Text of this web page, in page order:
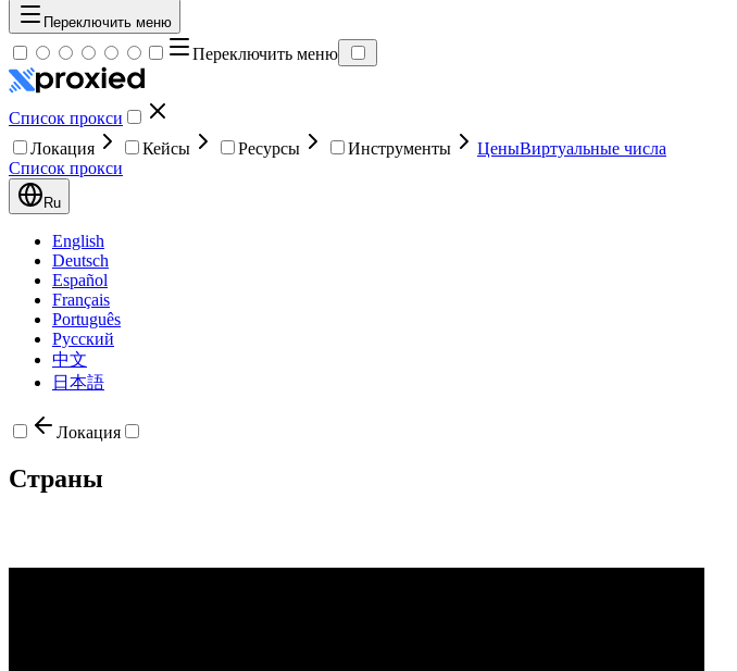
Переключить меню
Переключить меню
Список прокси
Локация
Кейсы Ресурсы Инструменты ЦеныВиртуальные числа
Список прокси
Ru
English
Deutsch
Español
Français
Português
Русский
中文
日本語
Локация
Страны